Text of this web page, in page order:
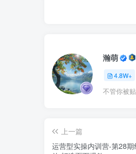
瀚萌
4.8W+
不管你被
上一篇
运营型实操内训营-第28